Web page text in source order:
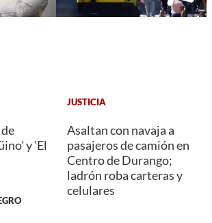
y 'El
JUSTICIA
Asaltan con navaja a
pasajeros de camión en
Centro de Durango;
ladrón roba carteras y
celulares